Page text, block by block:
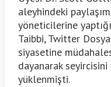
aleyhindeki
yöneticilerine
Taibbi, Twitter
siyasetine
dayanarak
yüklenmişti.